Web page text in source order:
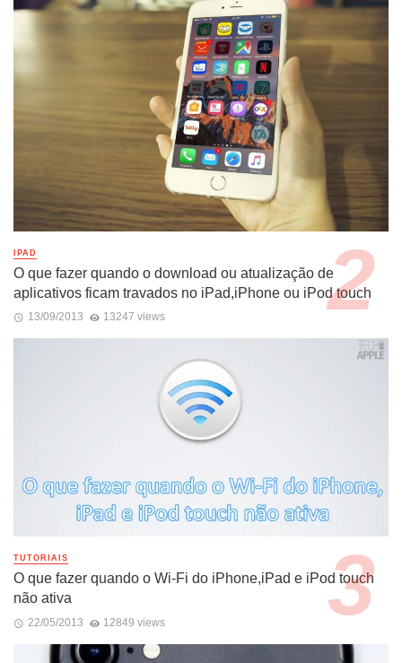
IPAD
O que fazer quando o download ou atualização de
aplicativos ficam travados no iPad,iPhone ou iPod touch
13/09/2013 13247 views
TUTORIAIS
O que fazer quando o Wi-Fi do iPhone,iPad e iPod touch
não ativa
22/05/2013 12849 views